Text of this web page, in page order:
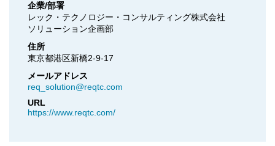
企業/部署
レック・テクノロジー・コンサルティング株式会社
ソリューション企画部
住所
東京都港区新橋2-9-17
メールアドレス
req_solution@reqtc.com
URL
https://www.reqtc.com/